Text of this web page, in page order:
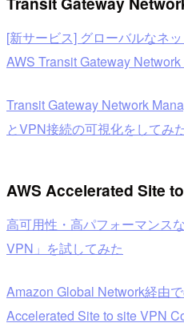
[新サービス] グローバルなネ
AWS Transit Gateway
Transit Gateway Network
とVPN接続の可視化をしてみ
AWS Accelerated Site
高可用性・高パフォーマンス
VPN」を試してみた
Amazon Global Network経由
Accelerated Site to site VPN